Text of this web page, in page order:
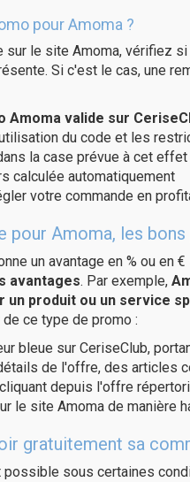
pour Amoma ?
le site Amoma, vérifiez
Si c'est le cas, une
Amoma valide sur
du code et les
la case prévue à cet
calculée automatiquement
votre commande en
Amoma, les bons
un avantage en % ou en
avantages. Par exemple,
produit ou un service
ce type de promo :
bleue sur CeriseClub,
de l'offre, des articles
depuis l'offre
le site Amoma de manière
gratuitement sa
possible sous certaines